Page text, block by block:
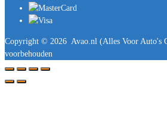
Copyright © 2026 Avao.nl (Alles Voor Auto's
voorbehouden